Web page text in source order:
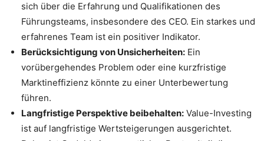
sich über die Erfahrung und Qualifikationen des
Führungsteams, insbesondere des CEO. Ein starkes und
erfahrenes Team ist ein positiver Indikator.
Berücksichtigung von Unsicherheiten: Ein
vorübergehendes Problem oder eine kurzfristige
Marktineffizienz könnte zu einer Unterbewertung
führen.
Langfristige Perspektive beibehalten: Value-Investing
ist auf langfristige Wertsteigerungen ausgerichtet.